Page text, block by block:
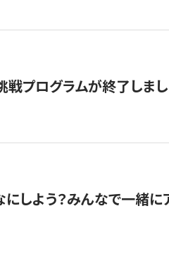
戦プログラムが終了しま
しよう？みんなで一緒に